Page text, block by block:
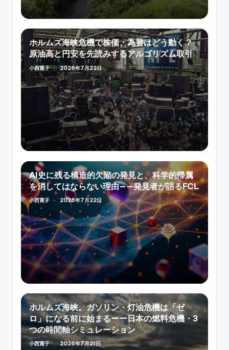
ホルムズ海峡危機で株価・為替はどう動く？
原油高と円安を先読みするアルゴリズム取引
Posted
小西寛子 2026年7月22日
AI史に残る構造的欠陥の発見と、科学的帰属
を消してはならない理由——発見者が語るFCL
Posted
by
小西寛子 2026年7月22日
ホルムズ海峡。ガソリン・灯油危機は「ゼ
ロ」になる前に始まるーー日本の燃料危機・3
つの時間軸シミュレーション
Posted
小西寛子 2026年7月21日